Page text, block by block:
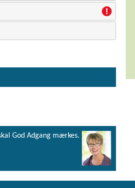
God Adgang mærkes.